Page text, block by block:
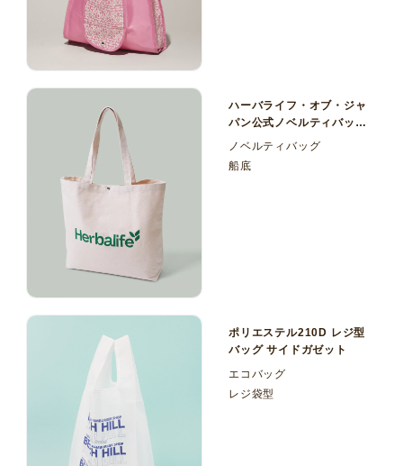
ハーバライフ・オブ・ジャ
パン公式ノベルティバッグ
内ポケット付きコットント
ノベルティバッグ
船底
ポリエステル210D レジ型
バッグ サイドガゼット
エコバッグ
レジ袋型